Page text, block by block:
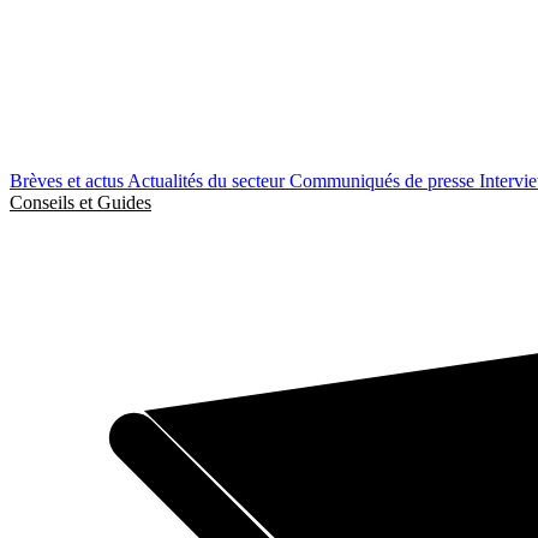
Brèves et actus Actualités du secteurCommuniqués de presse
Conseils et Guides